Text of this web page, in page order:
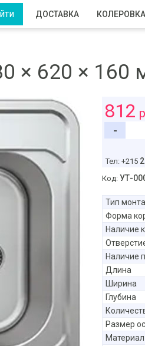
ДОСТАВКА КОЛЕРОВКА
× 620 ×
812
-
Тел: +215
Код: УТ-
Тип
Форма
Наличие
Наличие
Длина
Ширина
Глубина
Размер
Материал